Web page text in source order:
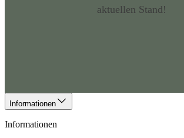
aktuellen Stand!
Informationen
Informationen